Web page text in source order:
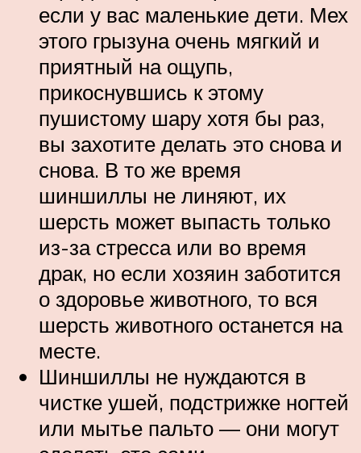
если у вас маленькие дети. Мех
этого грызуна очень мягкий и
приятный на ощупь,
прикоснувшись к этому
пушистому шару хотя бы раз,
вы захотите делать это снова и
снова. В то же время
шиншиллы не линяют, их
шерсть может выпасть только
из-за стресса или во время
драк, но если хозяин заботится
о здоровье животного, то вся
шерсть животного останется на
месте.
Шиншиллы не нуждаются в
чистке ушей, подстрижке ногтей
или мытье пальто — они могут